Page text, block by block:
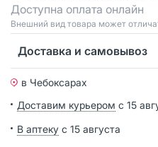
Доступна оплата онлайн
Bнешний вид товара может
Доставка и самовывоз
в Чебоксарах
Доставим курьером с 15
В аптеку с 15 августа